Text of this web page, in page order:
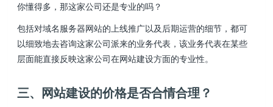
你懂得多，那这家公司还是专业的吗？
包括对域名服务器网站的上线推广以及后期运营的细节，都可
以细致地去咨询这家公司派来的业务代表，该业务代表在某些
层面能直接反映这家公司在网站建设方面的专业性。
三、网站建设的价格是否合情合理？